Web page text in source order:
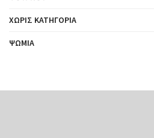
ΧΩΡΊΣ ΚΑΤΗΓΟΡΊΑ
ΨΩΜΙΆ